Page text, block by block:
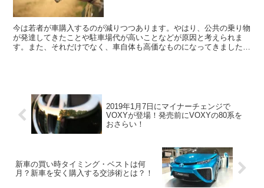
今は若者が車購入するのが減りつつあります。やはり、公共の乗り物
が発達してきたことや駐車場代が高いことなどが原因と考えられま
す。また、それだけでなく、車自体も高価なものになってきましたよ
に必要な書類や注意点について紹介していきます。
2019年1月7日にマイナーチェンジで
VOXYが登場！発売前にVOXYの80系を
おさらい！
新車の買い時タイミング・ベストは何
月？新車を安く購入する交渉術とは？！